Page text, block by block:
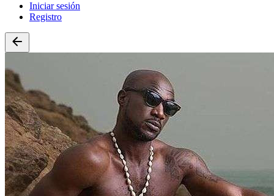
Iniciar sesión
Registro